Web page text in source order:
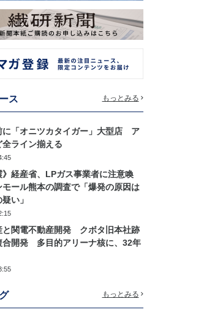
ス もっとみる
に「オニツカタイガー」大型店 ア
ライン揃える
》経産省、LPガス事業者に注意喚
ール熊本の調査で「爆発の原因は
い」
と関電不動産開発 クボタ旧本社跡
合開発 多目的アリーナ核に、32年
もっとみる